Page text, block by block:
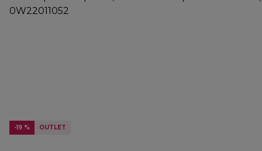
-19 % OUTLET